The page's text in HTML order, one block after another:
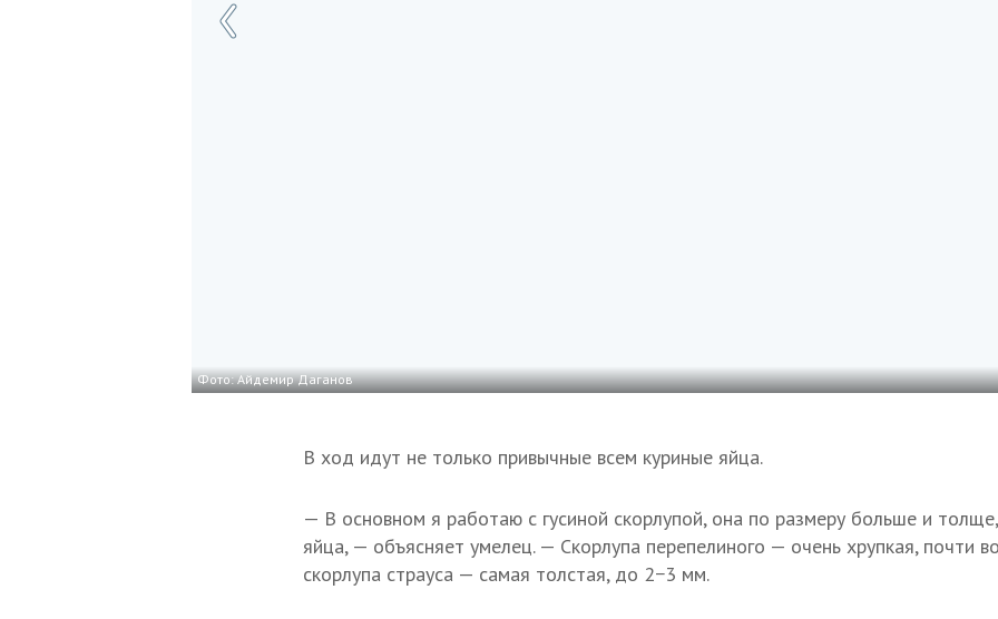
Фото: Айдемир Даганов
В ход идут не только привычные всем куриные яйца.
— В основном я работаю с гусиной скорлупой, она по размеру больше и
яйца, — объясняет умелец. — Скорлупа перепелиного — очень хрупкая, почти
скорлупа страуса — самая толстая, до 2−3 мм.